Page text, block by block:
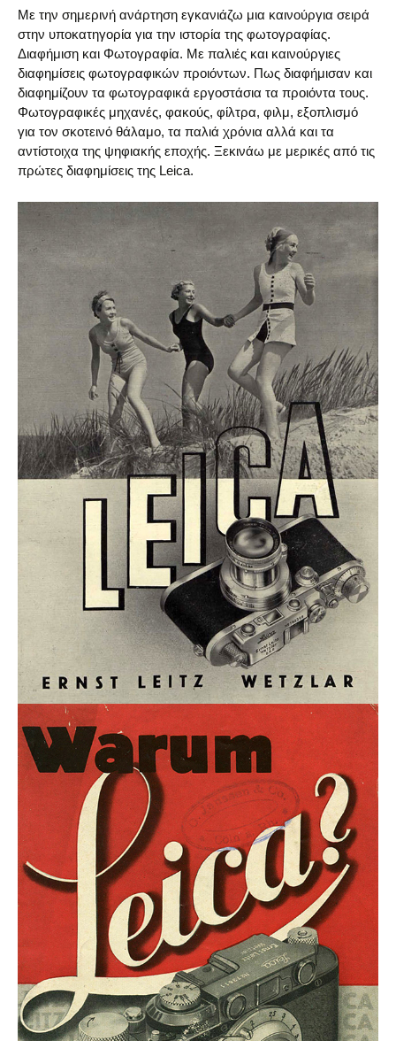
Με την σημερινή ανάρτηση εγκανιάζω μια καινούργια σειρά
στην υποκατηγορία για την ιστορία της φωτογραφίας.
Διαφήμιση και Φωτογραφία. Με παλιές και καινούργιες
διαφημίσεις φωτογραφικών προιόντων. Πως διαφήμισαν και
διαφημίζουν τα φωτογραφικά εργοστάσια τα προιόντα τους.
Φωτογραφικές μηχανές, φακούς, φίλτρα, φιλμ, εξοπλισμό
για τον σκοτεινό θάλαμο, τα παλιά χρόνια αλλά και τα
αντίστοιχα της ψηφιακής εποχής. Ξεκινάω με μερικές από τις
πρώτες διαφημίσεις της Leica.